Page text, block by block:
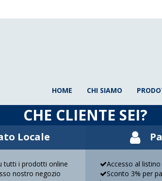
HOME CHI SIAMO
CHE CLIENTE SEI?
Locale
tutti i prodotti online
nostro negozio
Accesso al
Sconto 3% per